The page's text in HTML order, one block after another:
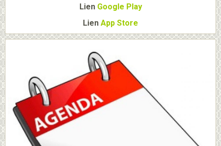
Lien Google Play
Lien App Store